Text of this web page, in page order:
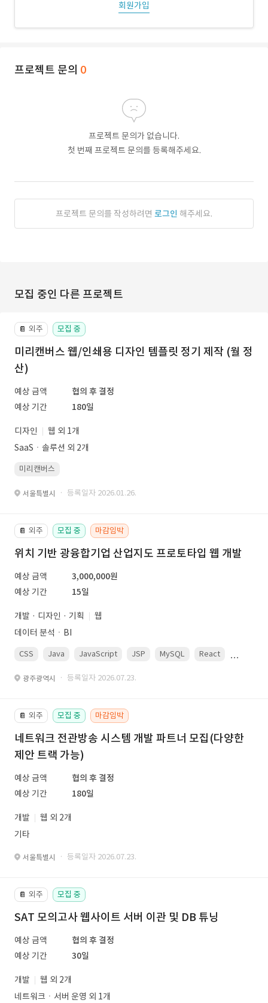
회원가입
프로젝트 문의 0
프로젝트 문의가 없습니다.
첫 번째 프로젝트 문의를 등록해주세요.
프로젝트 문의를 작성하려면 로그인 해주세요.
모집 중인 다른 프로젝트
📔 외주 모집 중
미리캔버스 웹/인쇄용 디자인 템플릿 정기 제작 (월 정
산)
예상 금액
협의 후 결정
예상 기간
180일
디자인
웹 외 1개
SaaSㆍ솔루션 외 2개
미리캔버스
서울특별시 · 등록일자 2026.01.26.
📔 외주 모집 중 마감임박
위치 기반 광융합기업 산업지도 프로토타입 웹 개발
예상 금액
3,000,000원
예상 기간
15일
개발 · 디자인 · 기획
웹
데이터 분석ㆍBI
CSS Java JavaScript JSP MySQL React
광주광역시 · 등록일자 2026.07.23.
📔 외주 모집 중 마감임박
네트워크 전관방송 시스템 개발 파트너 모집(다양한
제안 트랙 가능)
예상 금액
협의 후 결정
예상 기간
180일
개발
웹 외 2개
기타
서울특별시 · 등록일자 2026.07.23.
📔 외주 모집 중
SAT 모의고사 웹사이트 서버 이관 및 DB 튜닝
예상 금액
협의 후 결정
예상 기간
30일
개발
웹 외 2개
네트워크ㆍ서버 운영 외 1개